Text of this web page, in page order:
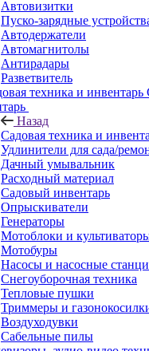
Автовизитки
Пуско-зарядные
Автодержатели
Автомагнитолы
Антирадары
Разветвитель
Назад
Садовая техника и
Удлинители для сада/
Дачный умывальник
Расходный материал
Садовый инвентарь
Опрыскиватели
Генераторы
Мотоблоки и
Мотобуры
Насосы и насосные
Снегоуборочная техника
Тепловые пушки
Триммеры и
Воздуходувки
Сабельные пилы